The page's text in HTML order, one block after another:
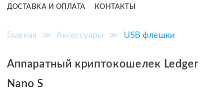
ДОСТАВКА И ОПЛАТА КОНТАКТЫ
Главная ≫ Аксессуары ≫ USB флешки
Аппаратный криптокошелек Ledger
Nano S